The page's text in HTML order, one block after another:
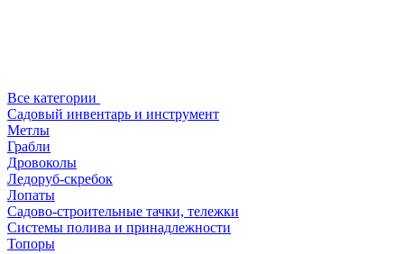
Все категории
Садовый инвентарь и инструмент
Метлы
Грабли
Дровоколы
Ледоруб-скребок
Лопаты
Садово-строительные тачки, тележки
Системы полива и принадлежности
Топоры